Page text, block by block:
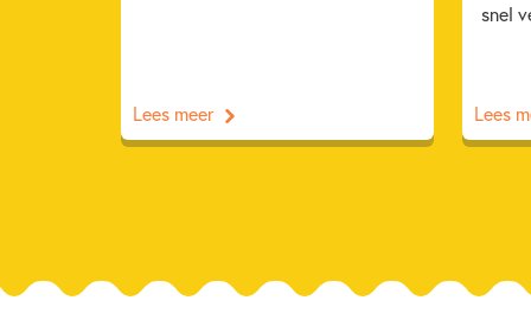
Lees meer
snel
Lees